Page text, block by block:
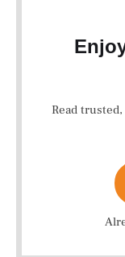
Read